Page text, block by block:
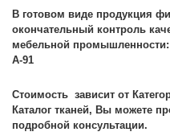
В готовом виде продукция
окончательный контроль
мебельной
А-91
Стоимость зависит от
Каталог тканей, Вы можете
подробной консультации.